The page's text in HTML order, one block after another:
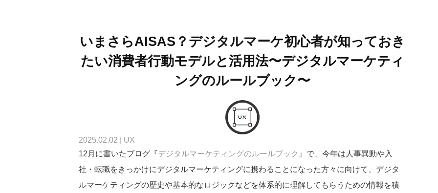
いまさらAISAS？デジタルマーケ初心者が知っておき
たい消費者行動モデルと活用法〜デジタルマーケティ
ングのルールブック〜
2025.02.02
UX
12月に書いたブログ『デジタルマーケティングのルールブック 』で、今年は人事異動や入
社・転職をきっかけにデジタルマーケティングに携わることになった方々に向けて、デジタ
ルマーケティングの歴史や基本的なロジックなどを体系的に理解してもらうための情報を積